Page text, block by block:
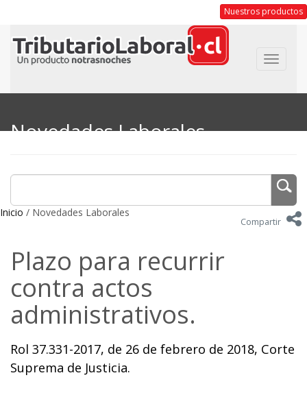
Nuestros productos
Toggle
Novedades Laborales
Inicio / Novedades Laborales
Compartir
Plazo para recurrir
contra actos
administrativos.
Rol 37.331-2017, de 26 de febrero de 2018, Corte
Suprema de Justicia.